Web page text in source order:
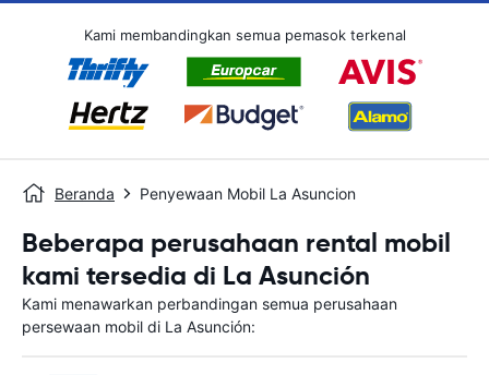
Kami membandingkan semua pemasok terkenal
Beranda Penyewaan Mobil La Asuncion
Beberapa perusahaan rental mobil
kami tersedia di La Asunción
Kami menawarkan perbandingan semua perusahaan
persewaan mobil di La Asunción: